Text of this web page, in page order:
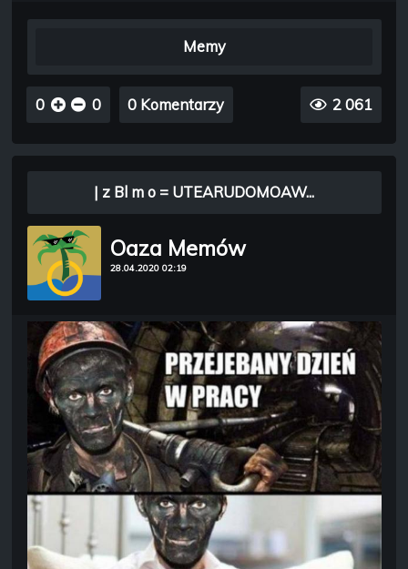
Memy
0 0 0 Komentarzy 2 061
Oaza Memów
28.04.2020 02:19
| z Bl m o = UTEARUDOMOAW...